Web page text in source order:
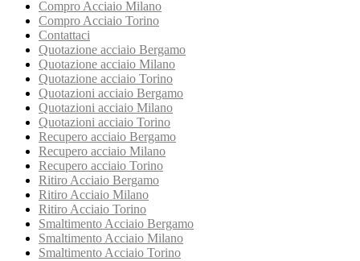
Compro Acciaio Milano
Compro Acciaio Torino
Contattaci
Quotazione acciaio Bergamo
Quotazione acciaio Milano
Quotazione acciaio Torino
Quotazioni acciaio Bergamo
Quotazioni acciaio Milano
Quotazioni acciaio Torino
Recupero acciaio Bergamo
Recupero acciaio Milano
Recupero acciaio Torino
Ritiro Acciaio Bergamo
Ritiro Acciaio Milano
Ritiro Acciaio Torino
Smaltimento Acciaio Bergamo
Smaltimento Acciaio Milano
Smaltimento Acciaio Torino